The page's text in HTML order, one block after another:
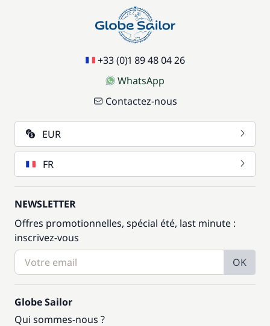
+33 (0)1 89 48 04 26
WhatsApp
Contactez-nous
EUR
FR
NEWSLETTER
Offres promotionnelles, spécial été, last minute :
inscrivez-vous
OK
Globe Sailor
Qui sommes-nous ?